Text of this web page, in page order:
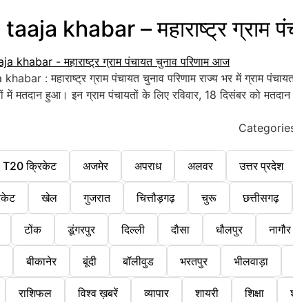
khabar – महाराष्ट्र ग्राम
: महाराष्ट्र ग्राम पंचायत चुनाव परिणाम राज्य भर में ग्राम
में मतदान हुआ। इन ग्राम पंचायतों के लिए रविवार, 18 दिसंबर को
T20 क्रिकेट अजमेर अपराध अलवर उत्तर प्रदेश
खेल गुजरात चित्तौड़गढ़ चुरू छत्तीसगढ़
टोंक डूंगरपुर दिल्ली दौसा धौलपुर नागौर
बीकानेर बूंदी बॉलीवुड भरतपुर भीलवाड़ा
राशिफल विश्व ख़बरें व्यापार शायरी शिक्षा